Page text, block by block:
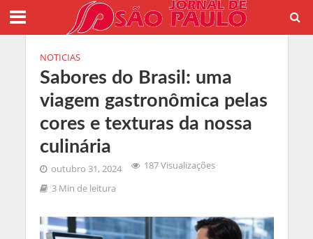
NOTICIAS
Sabores do Brasil: uma
viagem gastronômica pelas
cores e texturas da nossa
culinária
outubro 31, 2024
187 Visualizações
3 Min de leitura